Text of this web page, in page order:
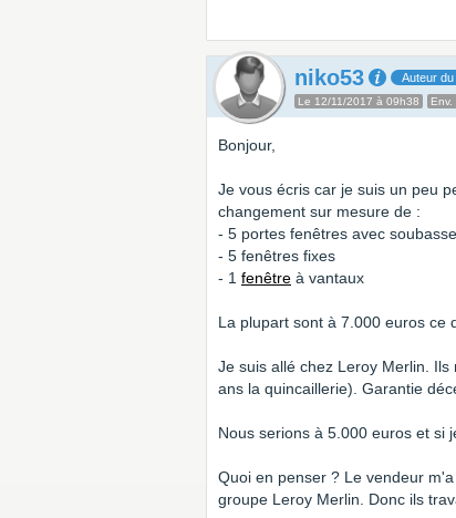
niko53 Auteur
Le 12/11/2017 à 09h38 Env.
Bonjour,
Je vous écris car je suis un peu
changement sur mesure de :
- 5 portes fenêtres avec
- 5 fenêtres fixes
- 1 fenêtre à vantaux
La plupart sont à 7.000 euros ce
Je suis allé chez Leroy Merlin.
ans la quincaillerie). Garantie
Nous serions à 5.000 euros et si
Quoi en penser ? Le vendeur
groupe Leroy Merlin. Donc ils